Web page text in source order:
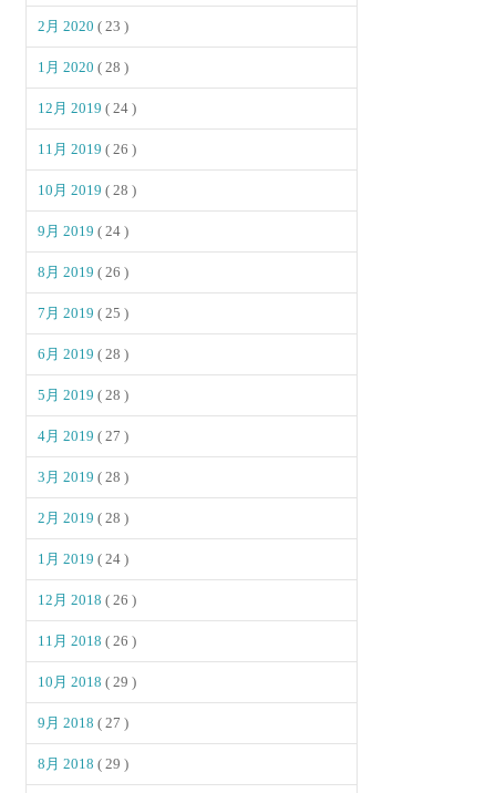
2月 2020( 23 )
1月 2020( 28 )
12月 2019( 24 )
11月 2019( 26 )
10月 2019( 28 )
9月 2019( 24 )
8月 2019( 26 )
7月 2019( 25 )
6月 2019( 28 )
5月 2019( 28 )
4月 2019( 27 )
3月 2019( 28 )
2月 2019( 28 )
1月 2019( 24 )
12月 2018( 26 )
11月 2018( 26 )
10月 2018( 29 )
9月 2018( 27 )
8月 2018( 29 )